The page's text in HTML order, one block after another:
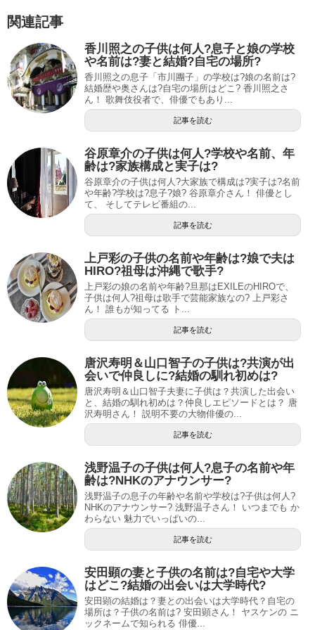
関連記事
香川照之の子供は何人?息子と娘の学校
や名前は?妻と結婚?自宅の場所?
香川照之の息子「市川團子」の学校は?娘の名前は?
結婚歴や奥さんは?自宅の場所はどこ? 香川照之さ
ん！ 歌舞伎役者で、俳優でもあり...
記事を読む
谷原章介の子供は何人?学校や名前、年
齢は?家族構成と実子は?
谷原章介の子供は何人?大家族で構成は?実子は?名前
や年齢?学校は?息子?娘? 谷原章介さん！ 俳優とし
て、 そしてテレビ番組の...
記事を読む
上戸彩の子供の名前や年齢は?娘で夫は
HIRO?祖母は沖縄で歌手?
上戸彩の娘の名前や年齢?旦那はEXILEのHIROで、
子供は何人?祖母は歌手で芸能家族なの? 上戸彩さ
ん！ 誰もが知ってる ト...
記事を読む
唐沢寿明＆山口智子の子供は?共演が出
会いで仲良しに?結婚の馴れ初めは?
唐沢寿明＆山口智子夫妻に子供は？共演した出会い
と、結婚の馴れ初めは？仲良しエピソードとは？ 唐
沢寿明さん！ 説明不要の大物俳優の...
記事を読む
浅野温子の子供は何人?息子の名前や年
齢は?NHKのアナウンサー?
浅野温子の息子の年齢や名前や学校は?子供は何人?
NHKのアナウンサー? 浅野温子さん！ いつまでも か
わらない 魅力でいっぱいの...
記事を読む
安田顕の妻と子供の名前は?自宅や大学
はどこ?結婚の出会いは大学時代?
安田顕の結婚は？妻との出会いは大学時代？自宅の
場所は？子供の名前は? 安田顕さん！ ヤスケンの ニ
ックネームで知られる 俳優...